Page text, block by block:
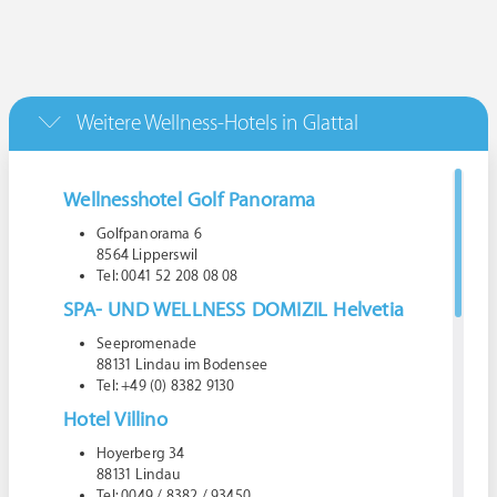
Weitere Wellness-Hotels in Glattal
Wellnesshotel Golf Panorama
Golfpanorama 6
8564 Lipperswil
Tel: 0041 52 208 08 08
SPA- UND WELLNESS DOMIZIL Helvetia
Seepromenade
88131 Lindau im Bodensee
Tel: +49 (0) 8382 9130
Hotel Villino
Hoyerberg 34
88131 Lindau